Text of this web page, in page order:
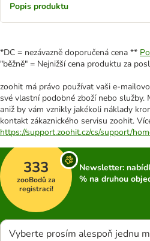
Popis produktu
*DC = nezávazně doporučená cena **
"běžně" = Nejnižší cena produktu za
zoohit má právo používat vaši e-
své vlastní podobné zboží nebo
aniž by vám vznikly jakékoli náklady
kontakt zákaznického servisu zoohit.
https://support.zoohit.cz/cs/support/
333
zooBodů za
registraci!
Newsletter:
% na druhou
Vyberte prosím alespoň jednu